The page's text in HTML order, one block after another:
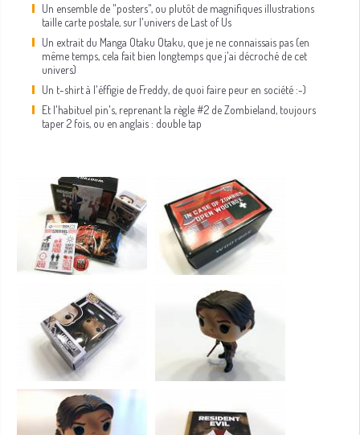
Un ensemble de "posters", ou plutôt de magnifiques illustrations
taille carte postale, sur l'univers de Last of Us
Un extrait du Manga Otaku Otaku, que je ne connaissais pas (en
même temps, cela fait bien longtemps que j'ai décroché de cet
univers)
Un t-shirt à l'éffigie de Freddy, de quoi faire peur en société :-)
Et l'habituel pin's, reprenant la règle #2 de Zombieland, toujours
taper 2 fois, ou en anglais : double tap